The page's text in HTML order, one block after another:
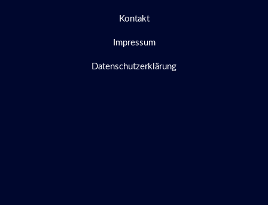
Kontakt
Impressum
Datenschutzerklärung